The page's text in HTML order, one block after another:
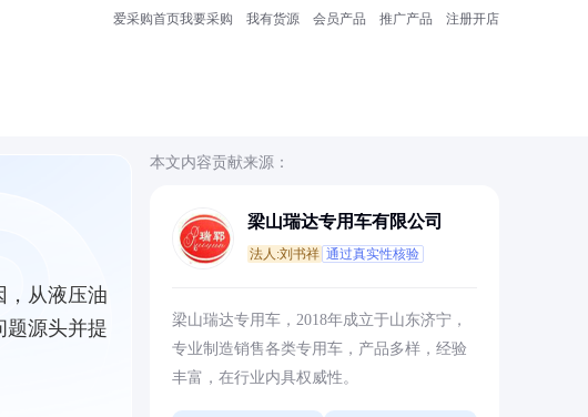
爱采购首页我要采购 我有货源 会员产品 推广产品 注册开店
，从液压油
题源头并提
本文内容贡献来源：
梁山瑞达专用车有限公司
法人:刘书祥 通过真实性核验
梁山瑞达专用车，2018年成立于山东济宁，
专业制造销售各类专用车，产品多样，经验
丰富，在行业内具权威性。